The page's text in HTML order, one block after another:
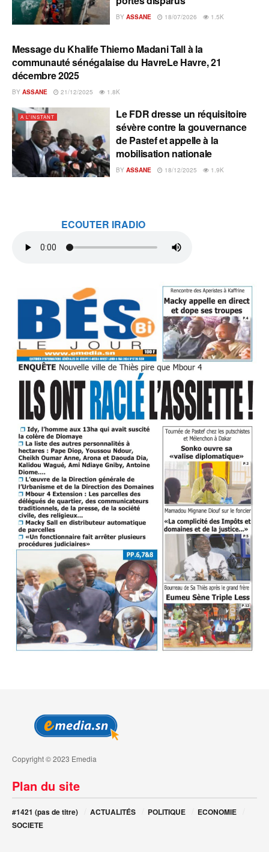
BY ASSANE 18/07/2026 1.5K
A L'INSTANT
Message du Khalife Thierno Madani Tall à la
communauté sénégalaise du HavreLe Havre, 21
décembre 2025
BY ASSANE 21/12/2025 1.8K
A L'INSTANT
Le FDR dresse un réquisitoire
sévère contre la gouvernance
de Pastef et appelle à la
mobilisation nationale
BY ASSANE 18/12/2025 1.9K
ECOUTER IRADIO
Copyright © 2023 Emedia
Plan du site
#1421 (pas de titre) ACTUALITÉS POLITIQUE
ECONOMIE
SOCIETE